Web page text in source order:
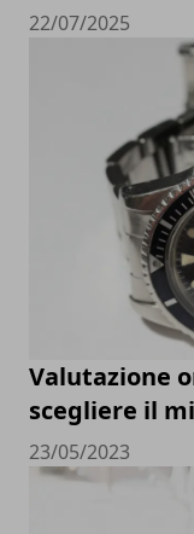
22/07/2025
Valutazione
scegliere il
23/05/2023